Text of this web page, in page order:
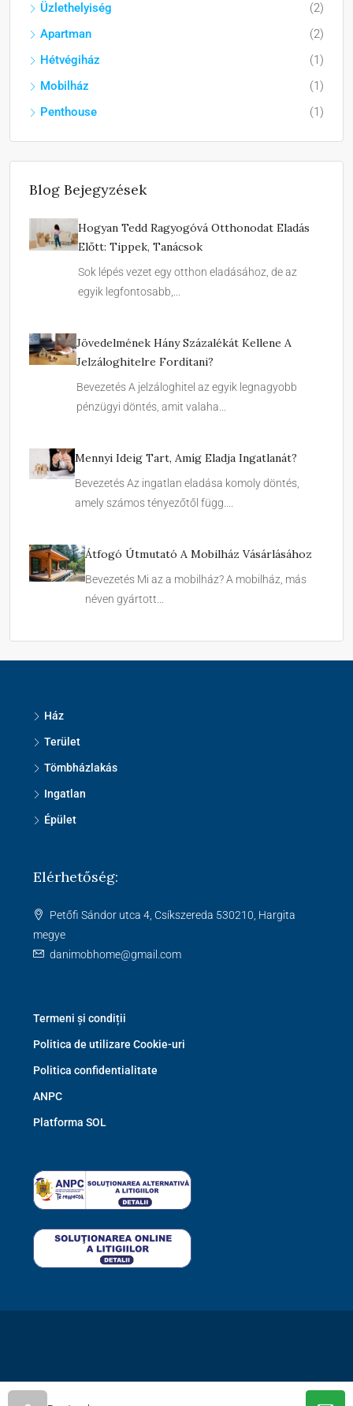
Üzlethelyiség
(2)
Apartman
(2)
Hétvégiház
(1)
Mobilház
(1)
Penthouse
(1)
Blog Bejegyzések
Hogyan Tedd Ragyogóvá Otthonodat Eladás
Előtt: Tippek, Tanácsok
Sok lépés vezet egy otthon eladásához, de az
egyik legfontosabb,...
Jövedelmének Hány Százalékát Kellene A
Jelzáloghitelre Fordítani?
Bevezetés A jelzáloghitel az egyik legnagyobb
pénzügyi döntés, amit valaha...
Mennyi Ideig Tart, Amíg Eladja Ingatlanát?
Bevezetés Az ingatlan eladása komoly döntés,
amely számos tényezőtől függ....
Átfogó Útmutató A Mobilház Vásárlásához
Bevezetés Mi az a mobilház? A mobilház, más
néven gyártott...
Ház
Terület
Tömbházlakás
Ingatlan
Épület
Elérhetőség:
Petőfi Sándor utca 4, Csíkszereda 530210, Hargita
megye
danimobhome@gmail.com
Termeni și condiții
Politica de utilizare Cookie-uri
Politica confidentialitate
ANPC
Platforma SOL